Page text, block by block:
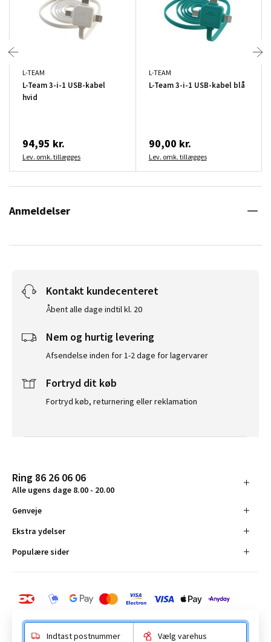
L-TEAM
L-Team 3-i-1 USB-kabel
hvid
94,95 kr.
Lev. omk. tillægges
L-TEAM
L-Team 3-i-1 USB-kabel blå
90,00 kr.
Lev. omk. tillægges
Anmeldelser
Kontakt kundecenteret
Åbent alle dage indtil kl. 20
Nem og hurtig levering
Afsendelse inden for 1-2 dage for lagervarer
Fortryd dit køb
Fortryd køb, returnering eller reklamation
Ring 86 26 06 06
Alle ugens dage 8.00 - 20.00
Genveje
Ekstra ydelser
Populære sider
Indtast postnummer Vælg varehus